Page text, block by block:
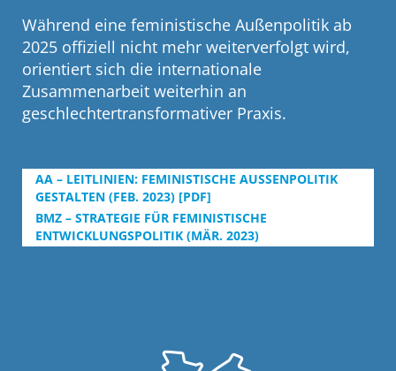
Während eine feministische Außenpolitik ab
2025 offiziell nicht mehr weiterverfolgt wird,
orientiert sich die internationale
Zusammenarbeit weiterhin an
geschlechtertransformativer Praxis.
AA – LEITLINIEN: FEMINISTISCHE AUSSENPOLITIK G
ESTALTEN (FEB. 2023) [PDF]
BMZ – STRATEGIE FÜR FEMINISTISCHE
ENTWICKLUNGSPOLITIK (MÄR. 2023)